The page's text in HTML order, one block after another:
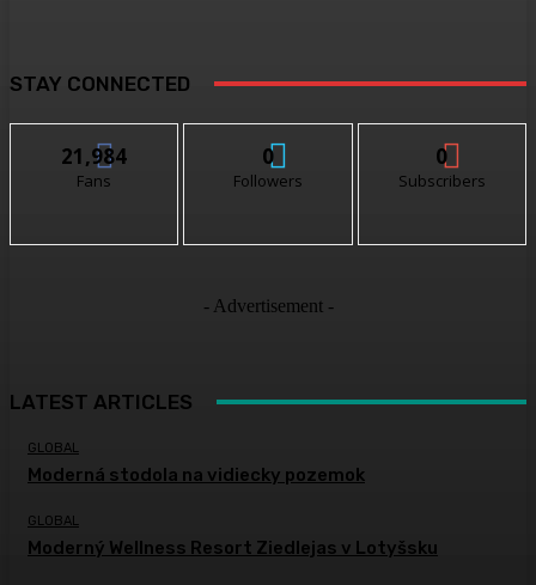
STAY CONNECTED
21,984
Fans
0
Followers
0
Subscribers
- Advertisement -
LATEST ARTICLES
GLOBAL
Moderná stodola na vidiecky pozemok
GLOBAL
Moderný Wellness Resort Ziedlejas v Lotyšsku